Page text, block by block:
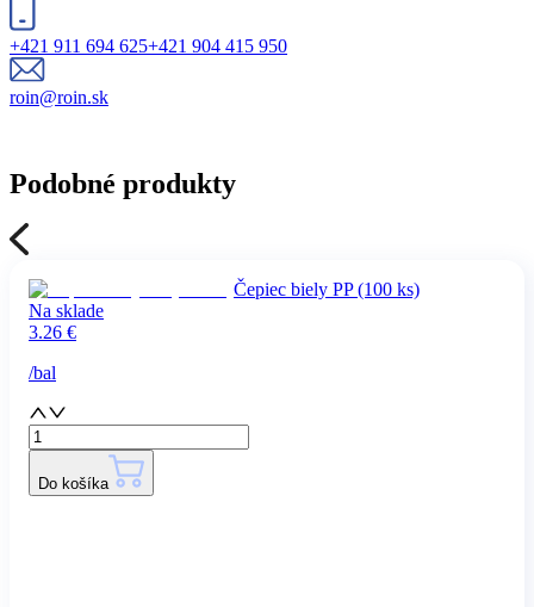
+421 911 694 625+421 904 415 950
roin@roin.sk
Podobné produkty
Čepiec biely PP (100 ks)
Na sklade
3.26 €
/bal
Do košíka